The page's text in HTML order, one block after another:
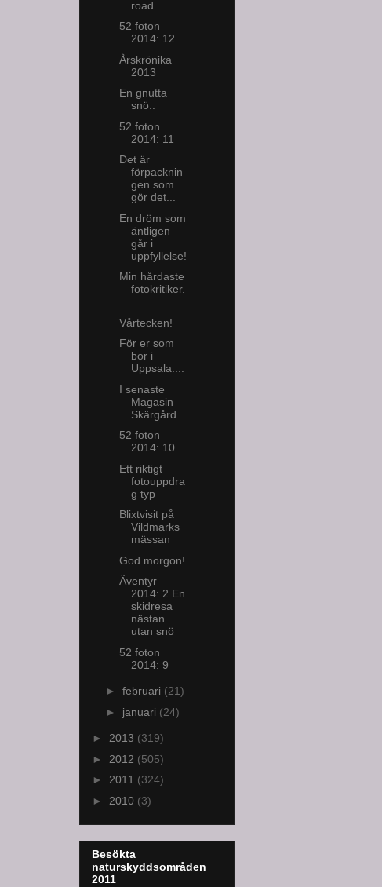
road....
52 foton
2014: 12
Årskrönika
2013
En gnutta
snö..
52 foton
2014: 11
Det är
förpacknin
gen som
gör det...
En dröm som
äntligen
går i
uppfyllelse!
Min hårdaste
fotokritiker.
Vårtecken!
För er som
bor i
Uppsala....
I senaste
Magasin
Skärgård...
52 foton
2014: 10
Ett riktigt
fotouppdra
g typ
Blixtvisit på
Vildmarks
mässan
God morgon!
Äventyr
2014: 2 En
skidresa
nästan
utan snö
52 foton
2014: 9
► februari (21)
► januari (24)
► 2013 (319)
► 2012 (505)
► 2011 (324)
► 2010 (3)
Besökta
naturskyddsområden
2011